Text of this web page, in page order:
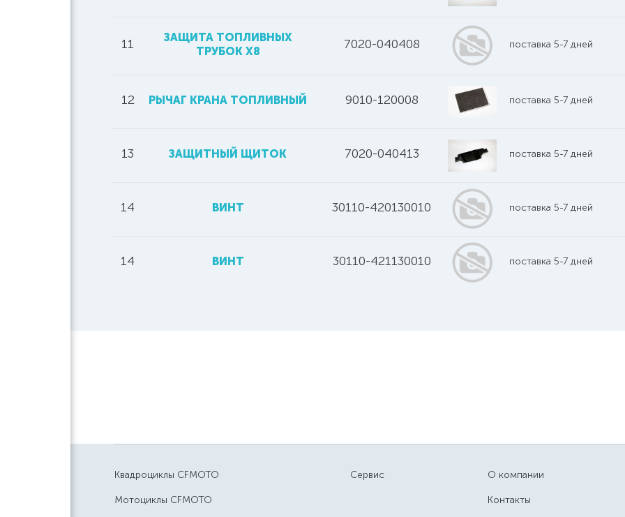
11
ЗАЩИТА ТОПЛИВНЫХ
ТРУБОК Х8
7020-040408 поставка 5-7 дней
12 РЫЧАГ КРАНА ТОПЛИВНЫЙ 9010-120008 поставка 5-7 дней
13 ЗАЩИТНЫЙ ЩИТОК 7020-040413 поставка 5-7 дней
14 ВИНТ 30110-420130010 поставка 5-7 дней
14 ВИНТ 30110-421130010 поставка 5-7 дней
Квадроциклы CFMOTO
Мотоциклы CFMOTO
Сервис О компании
Контакты